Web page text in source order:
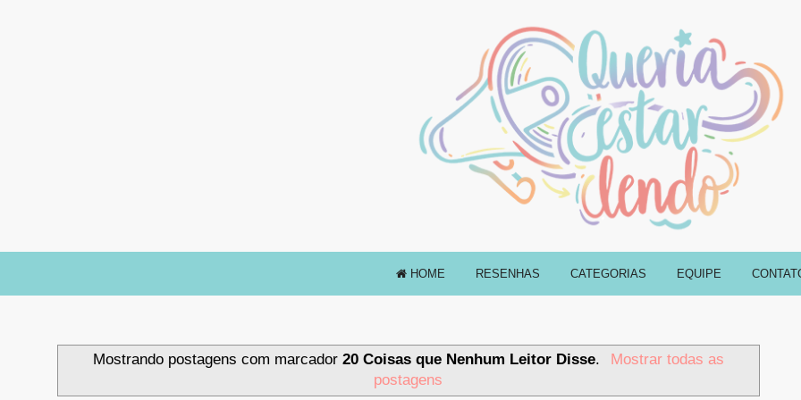
HOME RESENHAS CATEGORIAS EQUIPE
Mostrando postagens com marcador20 Coisas que Nenhum Leitor Disse.
Mostrar todas as
postagens